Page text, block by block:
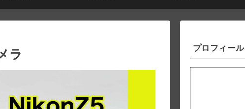
ラ プロフィール